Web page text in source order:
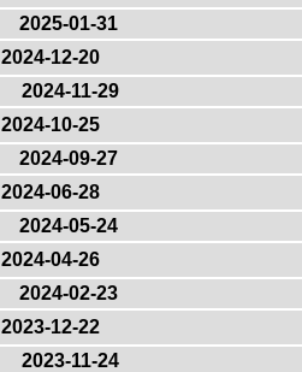
2025-01-31
2024-12-20
2024-11-29
2024-10-25
2024-09-27
2024-06-28
2024-05-24
2024-04-26
2024-02-23
2023-12-22
2023-11-24